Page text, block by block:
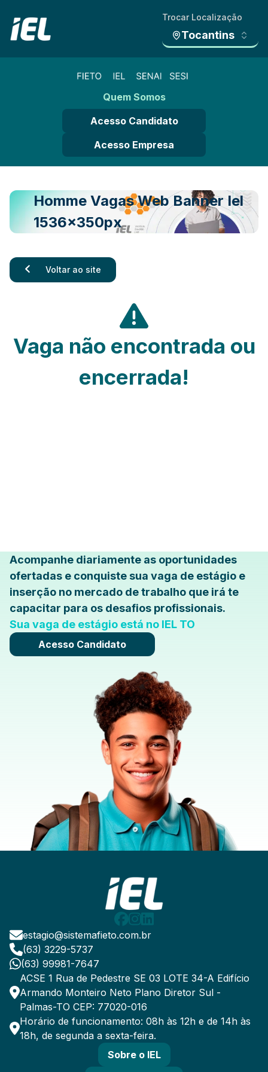
Trocar Localização
Tocantins
Quem Somos
Acesso Candidato
Acesso Empresa
Homme Vagas Web Banner Iel
1536x350px
Voltar ao site
Vaga não encontrada ou
encerrada!
Acompanhe diariamente as oportunidades
ofertadas e conquiste sua vaga de estágio e
inserção no mercado de trabalho que irá te
capacitar para os desafios profissionais.
Sua vaga de estágio está no IEL TO
Acesso Candidato
estagio@sistemafieto.com.br
(63) 3229-5737
(63) 99981-7647
ACSE 1 Rua de Pedestre SE 03 LOTE 34-A Edifício
Armando Monteiro Neto Plano Diretor Sul -
Palmas-TO CEP: 77020-016
Horário de funcionamento: 08h às 12h e de 14h às
18h, de segunda a sexta-feira.
Sobre o IEL